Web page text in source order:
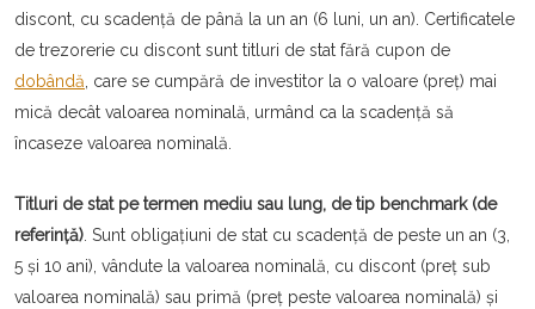
discont, cu scadență de până la un an (6 luni, un an). Certificatele
de trezorerie cu discont sunt titluri de stat fără cupon de
dobândă , care se cumpără de investitor la o valoare (preț) mai
mică decât valoarea nominală, urmând ca la scaden­ță să
încaseze valoarea nominală.
Titluri de stat pe termen mediu sau lung, de tip benchmark (de
referință) . Sunt obligațiuni de stat cu scadență de peste un an (3,
5 și 10 ani), vân­­dute la valoarea nominală, cu discont (preț sub
valoarea nominală) sau primă (preț peste va­loarea nominală) și